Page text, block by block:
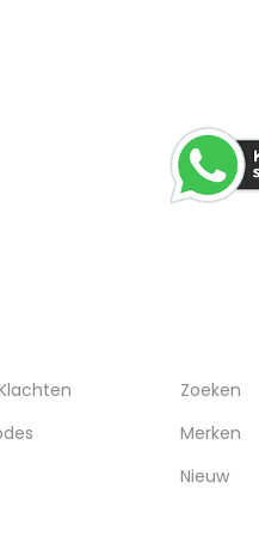
Zoeken
Merken
Nieuw